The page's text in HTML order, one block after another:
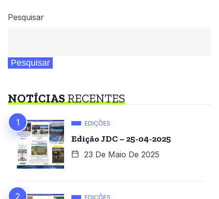
Pesquisar
Pesquisar
NOTÍCIASRECENTES
EDIÇÕES
Edição JDC – 25-04-2025
23 De Maio De 2025
EDIÇÕES